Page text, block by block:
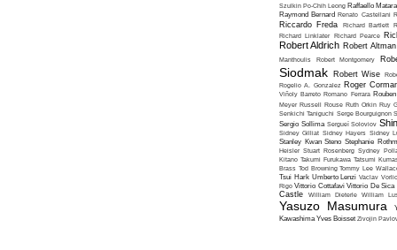
Szulkin Po-Chih Leong Raffaello
Raymond Bernard Renato Castellani
Riccardo Freda Richard Bartlett
Richard Linklater Richard Pearce
Robert Aldrich Robert Altman
Manthoulis Robert Montgomery
Siodmak Robert Wise
Rogelio A. Gonzalez Roger
Viñoly Barreto Romano Ferrara
Meyer Russell Rouse Ruth Orkin Ruy
Senkichi Taniguchi Serge Bourguignon
Sergio Sollima Sergueï Soloviov
Sidney Gilliat Sidney Hayers Sidney
Stanley Kwan Steno Stephanie
Heisler Stuart Rosenberg Sydney
Kitano Takumi Furukawa Tatsumi
Brass Tod Browning Tommy Lee
Tsui Hark Umberto Lenzi Vaclav
Rigo Vittorio Cottafavi Vittorio De Sica
Castle William Dieterle William
Yasuzo Masumura
Kawashima Yves Boisset Zivojin